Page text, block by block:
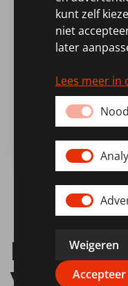
Spieren
ESLER reikt
Spieren voor
Lees meer
kunt zelf
niet
later
Lees meer in
Weigeren
Accepteer